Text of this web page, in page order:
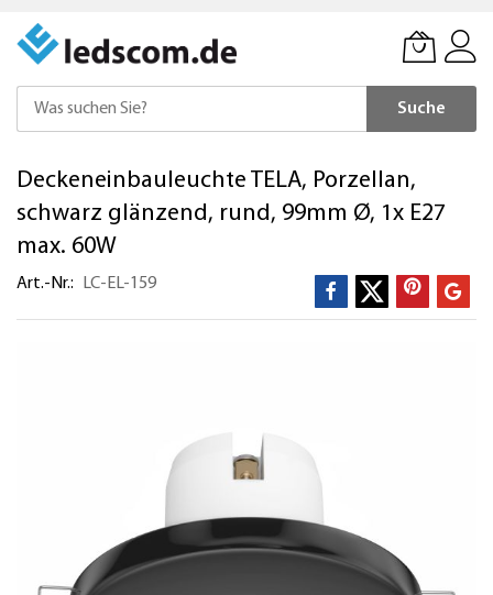
Suche
zum
Inhalt
Deckeneinbauleuchte TELA, Porzellan,
schwarz glänzend, rund, 99mm Ø, 1x E27
max. 60W
Art.-Nr. LC-EL-159